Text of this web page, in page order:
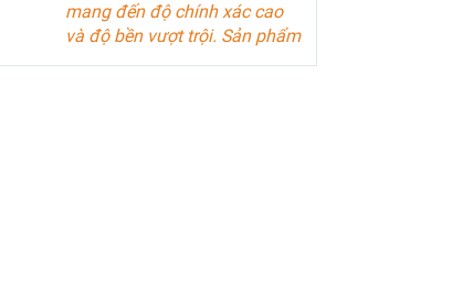
mang đến độ chính xác cao
và độ bền vượt trội. Sản phẩm
lý tưởng cho các kỹ sư điện và